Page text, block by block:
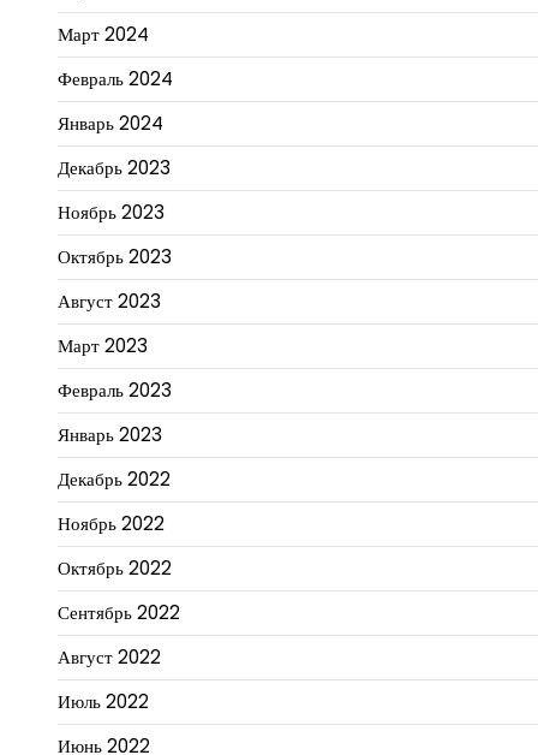
Март 2024
Февраль 2024
Январь 2024
Декабрь 2023
Ноябрь 2023
Октябрь 2023
Август 2023
Март 2023
Февраль 2023
Январь 2023
Декабрь 2022
Ноябрь 2022
Октябрь 2022
Сентябрь 2022
Август 2022
Июль 2022
Июнь 2022